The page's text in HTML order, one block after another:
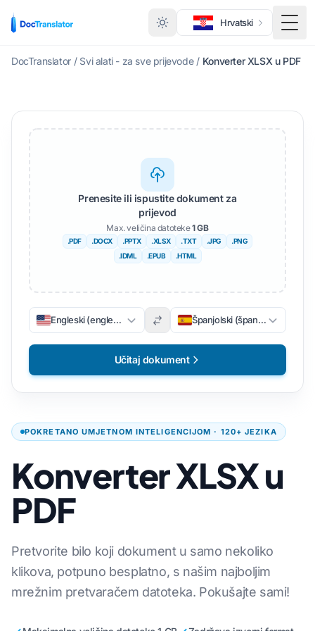
Hrvatski
DocTranslator / Svi alati - za sve prijevode / Konverter XLSX u PDF
POKRETANO UMJETNOM INTELIGENCIJOM · 120+ JEZIKA
Konverter XLSX u
PDF
Pretvorite bilo koji dokument u samo nekoliko
klikova, potpuno besplatno, s našim najboljim
mrežnim pretvaračem datoteka. Pokušajte sami!
Prenesite ili ispustite dokument za
prijevod
Max. veličina datoteke1 GB
.PDF .DOCX .PPTX .XLSX .TXT .JPG
.PNG
.IDML
.EPUB .HTML
Engleski (engleski) Španjolski (španjolski)
Učitaj dokument